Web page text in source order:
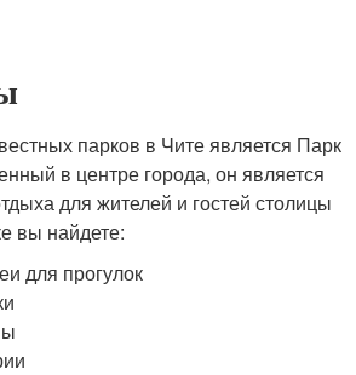
парков в Чите является Парк
в центре города, он является
для жителей и гостей столицы
вы найдете:
для прогулок